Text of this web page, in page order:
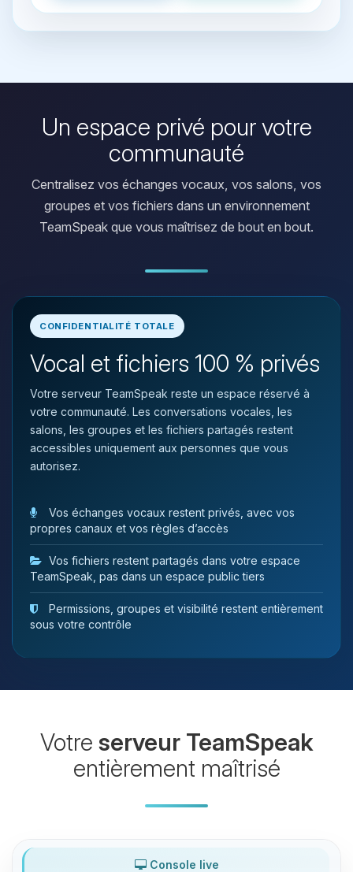
Un espace privé pour votre
communauté
Centralisez vos échanges vocaux, vos salons, vos
groupes et vos fichiers dans un environnement
TeamSpeak que vous maîtrisez de bout en bout.
CONFIDENTIALITÉ TOTALE
Vocal et fichiers 100 % privés
Votre serveur TeamSpeak reste un espace réservé à
votre communauté. Les conversations vocales, les
salons, les groupes et les fichiers partagés restent
accessibles uniquement aux personnes que vous
autorisez.
Vos échanges vocaux restent privés, avec vos
propres canaux et vos règles d’accès
Vos fichiers restent partagés dans votre espace
TeamSpeak, pas dans un espace public tiers
Permissions, groupes et visibilité restent entièrement
sous votre contrôle
Votre serveur TeamSpeak
entièrement maîtrisé
Console live
Youpi, enfin quelqu’un pour me
parler ! Moi c’est Choupy, ton petit
tu as besoin et je vais remuer mes
09/08/2026 à 05:37